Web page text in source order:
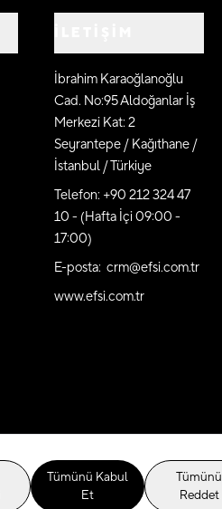
İbrahim Karaoğlanoğlu
Cad. No:95 Aldoğanlar İş
Merkezi Kat: 2
Seyrantepe / Kağıthane /
İstanbul / Türkiye
Telefon: +90 212 324 47
10 - (Hafta İçi 09:00 -
17:00)
E-posta: crm@efsi.com.tr
www.efsi.com.tr
Tümünü Kabul
Et
Tümünü
Reddet